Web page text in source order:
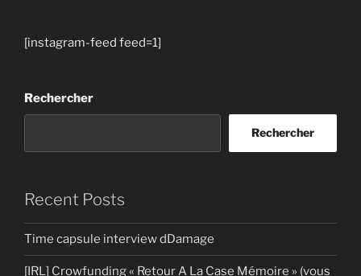
[instagram-feed feed=1]
Rechercher
Rechercher
Recent Posts
Time capsule interview dDamage
[IRL] Crowfunding « Retour A La Case Mémoire » (vous